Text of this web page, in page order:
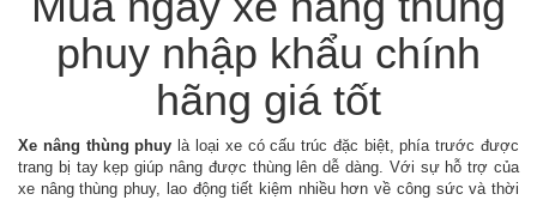
dùng
điện
chính
xác
phuy nhập khẩu chính
hãng giá tốt
Xe nâng thùng phuy là loại xe có cấu trúc đặc biệt, phía trước được
trang bị tay kẹp giúp nâng được thùng lên dễ dàng. Với sự hỗ trợ của
xe nâng thùng phuy, lao động tiết kiệm nhiều hơn về công sức và thời